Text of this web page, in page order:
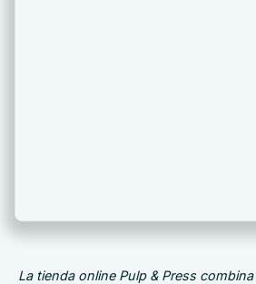
La tienda online Pulp & Press